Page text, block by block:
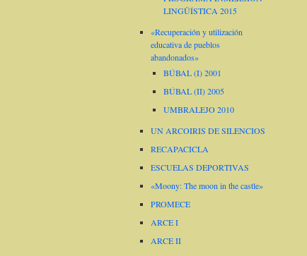
LINGÜÍSTICA 2015
«Recuperación y utilización
educativa de pueblos
abandonados»
BÚBAL (I) 2001
BÚBAL (II) 2005
UMBRALEJO 2010
UN ARCOIRIS DE SILENCIOS
RECAPACICLA
ESCUELAS DEPORTIVAS
«Moony: The moon in the castle»
PROMECE
ARCE I
ARCE II